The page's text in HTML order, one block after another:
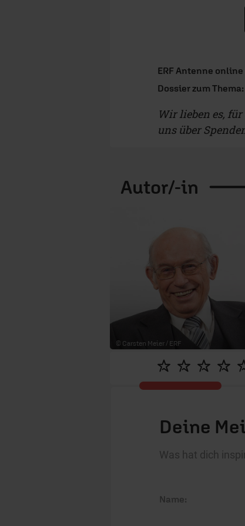
ERF Antenne
Dossier zum
Wir lieben es,
uns über
Autor/-in
© Carsten Meier / ERF
Deine
Was hat dich
Name: